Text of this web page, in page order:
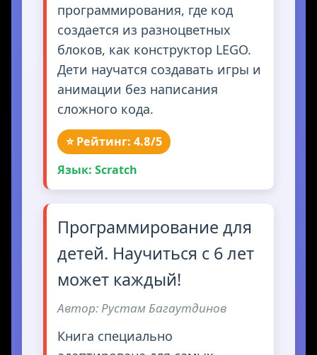
программирования, где код
создается из разноцветных
блоков, как конструктор LEGO.
Дети научатся создавать игры и
анимации без написания
сложного кода.
⭐ Рейтинг: 4.8/5
Язык: Scratch
Программирование для
детей. Научиться с 6 лет
может каждый!
Автор: Рустам Багаутдинов
Книга специально